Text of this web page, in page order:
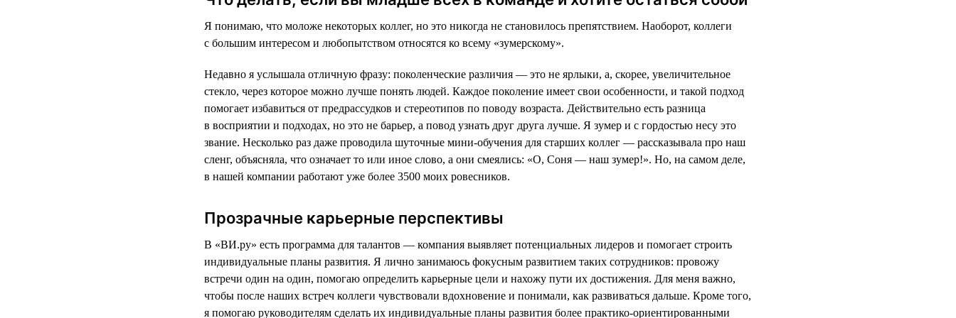
Я понимаю, что моложе некоторых коллег, но это никогда не становилось препятствием. Наоборот, коллеги
с большим интересом и любопытством относятся ко всему «зумерскому».
Недавно я услышала отличную фразу: поколенческие различия — это не ярлыки, а, скорее, увеличительное
стекло, через которое можно лучше понять людей. Каждое поколение имеет свои особенности, и такой подход
помогает избавиться от предрассудков и стереотипов по поводу возраста. Действительно есть разница
в восприятии и подходах, но это не барьер, а повод узнать друг друга лучше. Я зумер и с гордостью несу это
звание. Несколько раз даже проводила шуточные мини-обучения для старших коллег — рассказывала про наш
сленг, объясняла, что означает то или иное слово, а они смеялись: «О, Соня — наш зумер!». Но, на самом деле,
в нашей компании работают уже более 3500 моих ровесников.
Прозрачные карьерные перспективы
В «ВИ.ру» есть программа для талантов — компания выявляет потенциальных лидеров и помогает строить
индивидуальные планы развития. Я лично занимаюсь фокусным развитием таких сотрудников: провожу
встречи один на один, помогаю определить карьерные цели и нахожу пути их достижения. Для меня важно,
чтобы после наших встреч коллеги чувствовали вдохновение и понимали, как развиваться дальше. Кроме того,
я помогаю руководителям сделать их индивидуальные планы развития более практико-ориентированными